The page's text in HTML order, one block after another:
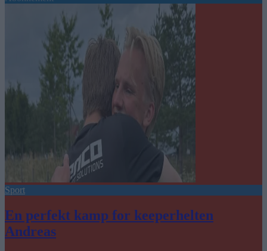
Sport
En perfekt kamp for keeperhelten
Andreas